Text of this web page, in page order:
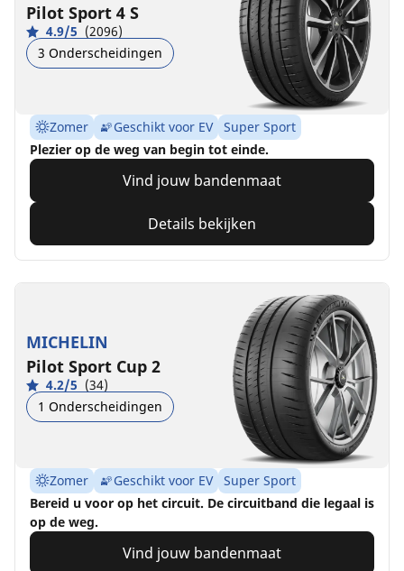
Pilot Sport 4 S
4.9/5 (2096)
3 Onderscheidingen
Zomer Geschikt voor EV
Super Sport
Plezier op de weg van begin tot einde.
Vind jouw bandenmaat
Details bekijken
MICHELIN
Pilot Sport Cup 2
4.2/5 (34)
1 Onderscheidingen
Zomer Geschikt voor EV
Super Sport
Bereid u voor op het circuit. De circuitband die legaal is
op de weg.
Vind jouw bandenmaat